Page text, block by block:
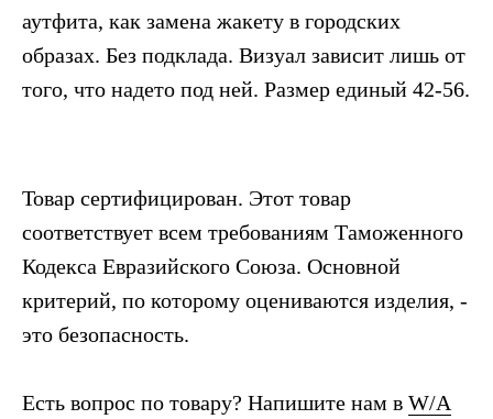
аутфита, как замена жакету в городских
образах. Без подклада. Визуал зависит лишь от
того, что надето под ней. Размер единый 42-56.
Товар сертифицирован. Этот товар
соответствует всем требованиям Таможенного
Кодекса Евразийского Союза. Основной
критерий, по которому оцениваются изделия, -
это безопасность.
Есть вопрос по товару? Напишите нам в W/A